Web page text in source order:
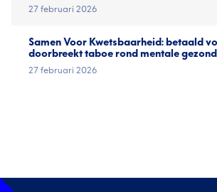
27 februari 2026
Samen Voor Kwetsbaarheid: betaald
doorbreekt taboe rond mentale
27 februari 2026